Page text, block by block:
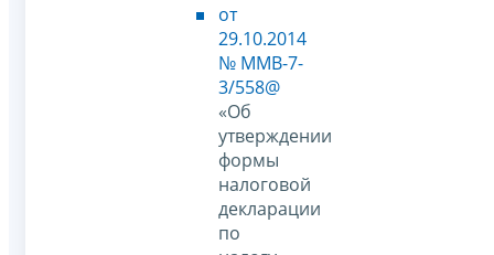
от
29.10.2014
№ ММВ-7-
3/558@
«Об
утверждении
формы
налоговой
декларации
по